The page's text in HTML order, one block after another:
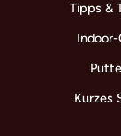
Tipps &
Kurzes